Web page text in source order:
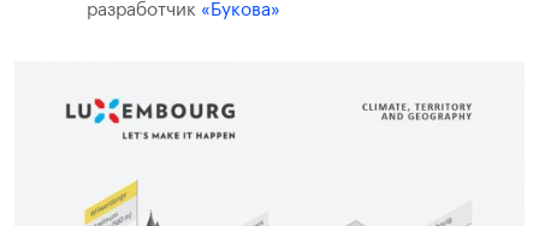
разработчик «Букова»